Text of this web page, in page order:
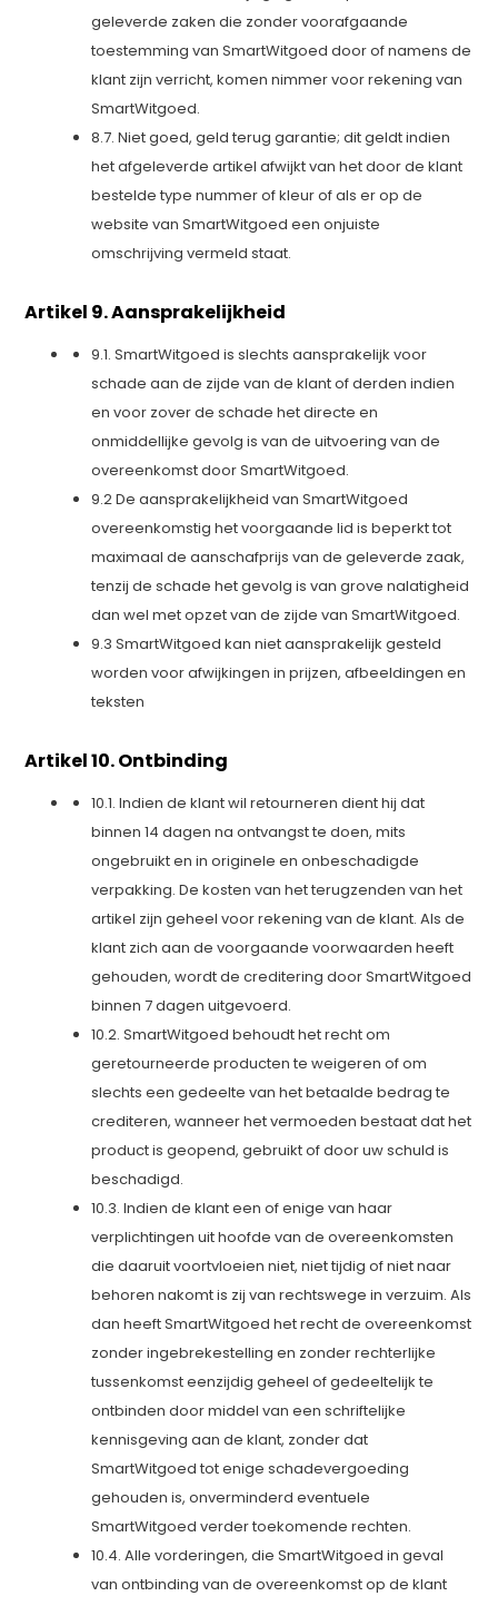
geleverde zaken die zonder voorafgaande
toestemming van SmartWitgoed door of namens de
klant zijn verricht, komen nimmer voor rekening van
SmartWitgoed.
8.7. Niet goed, geld terug garantie; dit geldt indien
het afgeleverde artikel afwijkt van het door de klant
bestelde type nummer of kleur of als er op de
website van SmartWitgoed een onjuiste
omschrijving vermeld staat.
Artikel 9. Aansprakelijkheid
9.1. SmartWitgoed is slechts aansprakelijk voor
schade aan de zijde van de klant of derden indien
en voor zover de schade het directe en
onmiddellijke gevolg is van de uitvoering van de
overeenkomst door SmartWitgoed.
9.2 De aansprakelijkheid van SmartWitgoed
overeenkomstig het voorgaande lid is beperkt tot
maximaal de aanschafprijs van de geleverde zaak,
tenzij de schade het gevolg is van grove nalatigheid
dan wel met opzet van de zijde van SmartWitgoed.
9.3 SmartWitgoed kan niet aansprakelijk gesteld
worden voor afwijkingen in prijzen, afbeeldingen en
teksten
Artikel 10. Ontbinding
10.1. Indien de klant wil retourneren dient hij dat
binnen 14 dagen na ontvangst te doen, mits
ongebruikt en in originele en onbeschadigde
verpakking. De kosten van het terugzenden van het
artikel zijn geheel voor rekening van de klant. Als de
klant zich aan de voorgaande voorwaarden heeft
gehouden, wordt de creditering door SmartWitgoed
binnen 7 dagen uitgevoerd.
10.2. SmartWitgoed behoudt het recht om
geretourneerde producten te weigeren of om
slechts een gedeelte van het betaalde bedrag te
crediteren, wanneer het vermoeden bestaat dat het
product is geopend, gebruikt of door uw schuld is
beschadigd.
10.3. Indien de klant een of enige van haar
verplichtingen uit hoofde van de overeenkomsten
die daaruit voortvloeien niet, niet tijdig of niet naar
behoren nakomt is zij van rechtswege in verzuim. Als
dan heeft SmartWitgoed het recht de overeenkomst
zonder ingebrekestelling en zonder rechterlijke
tussenkomst eenzijdig geheel of gedeeltelijk te
ontbinden door middel van een schriftelijke
kennisgeving aan de klant, zonder dat
SmartWitgoed tot enige schadevergoeding
gehouden is, onverminderd eventuele
SmartWitgoed verder toekomende rechten.
10.4. Alle vorderingen, die SmartWitgoed in geval
van ontbinding van de overeenkomst op de klant